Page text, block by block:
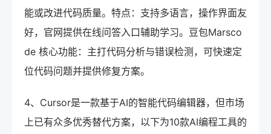
能或改进代码质量。特点：支持多语言，操作界面友
好，官网提供在线问答入口辅助学习。豆包Marsco
de 核心功能：主打代码分析与错误检测，可快速定
位代码问题并提供修复方案。
4、Cursor是一款基于AI的智能代码编辑器，但市场
上已有众多优秀替代方案，以下为10款AI编程工具的